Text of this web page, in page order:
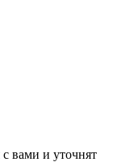
вами и уточнят